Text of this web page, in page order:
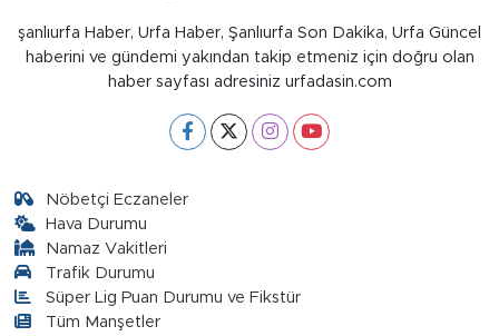
şanlıurfa Haber, Urfa Haber, Şanlıurfa Son Dakika, Urfa Güncel
haberini ve gündemi yakından takip etmeniz için doğru olan
haber sayfası adresiniz urfadasin.com
Nöbetçi Eczaneler
Hava Durumu
Namaz Vakitleri
Trafik Durumu
Süper Lig Puan Durumu ve Fikstür
Tüm Manşetler